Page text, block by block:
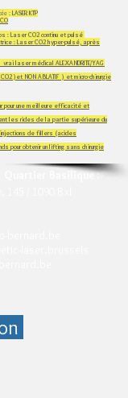
:LASER KTP
: Laser CO2 continu et pulsé
: Laser CO2 hyper-pulsé, après
laser médical ALEXANDRITE/YAG
)et NON ABLATIF ) et micro-chirurgie
pour une meilleure efficacité et
les rides de la partie supérieure du
de fillers (acides
pour obtenir un lifting sans chirurgie
& Quartier Basilique: